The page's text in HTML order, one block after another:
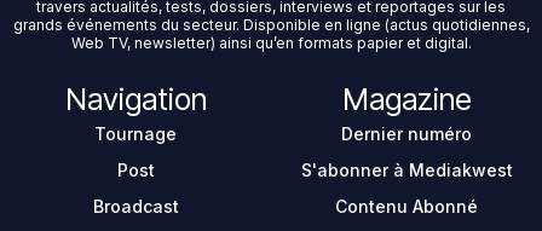
travers actualités, tests, dossiers, interviews et reportages sur les
grands événements du secteur. Disponible en ligne (actus quotidiennes,
Web TV, newsletter) ainsi qu’en formats papier et digital.
Navigation
Tournage
Post
Broadcast
Magazine
Dernier numéro
S'abonner à Mediakwest
Contenu Abonné